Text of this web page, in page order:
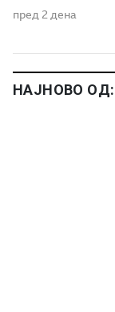
пред 2 дена
НАЈНОВО ОД: